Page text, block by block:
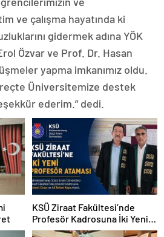
ve çalışma hayatında ki
gidermek adına YÖK
Özvar ve Prof. Dr. Hasan
yapma imkanımız oldu.
Üniversitemize destek
ederim.” dedi.
KSÜ Ziraat Fakültesi’nde
Profesör Kadrosuna İki Yeni
Atama